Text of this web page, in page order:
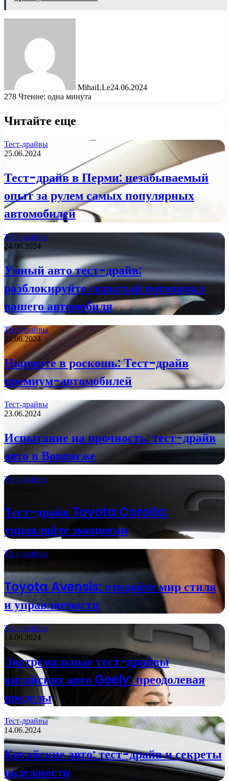
MihaiLLe24.06.2024
278 Чтение: одна минута
Читайте еще
Тест-драйвы
25.06.2024
Тест-драйв в Перми: незабываемый
опыт за рулем самых популярных
автомобилей
Тест-драйвы
24.06.2024
Умный авто тест-драйв:
разблокируйте скрытый потенциал
вашего автомобиля
Тест-драйвы
23.06.2024
Нырните в роскошь: Тест-драйв
премиум-автомобилей
Тест-драйвы
23.06.2024
Испытание на прочность: тест-драйв
авто в Воронеже
Тест-драйвы
Тест-драйв Toyota Corolla:
управляйте эмоциями
Тест-драйвы
Toyota Avensis: откройте мир стиля
и управляемости
Тест-драйвы
14.06.2024
Экстремальные тест-драйвы
китайских авто Geely: преодолевая
пределы
Тест-драйвы
14.06.2024
Китайские авто: тест-драйв и секреты
надежности